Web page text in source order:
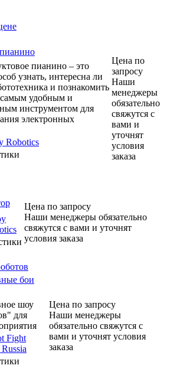
пианино – это
узнать, интересна ли
и познакомить
удобным и
инструментом для
электронных
Robotics
Цена по
запросу
Наши
менеджеры
обязательно
свяжутся с
вами и
уточнят
условия
заказа
Цена по запросу
Наши менеджеры обязательно
свяжутся с вами и уточнят
условия заказа
бои
шоу
для
Fight
Цена по запросу
Наши менеджеры
обязательно свяжутся с
вами и уточнят условия
заказа